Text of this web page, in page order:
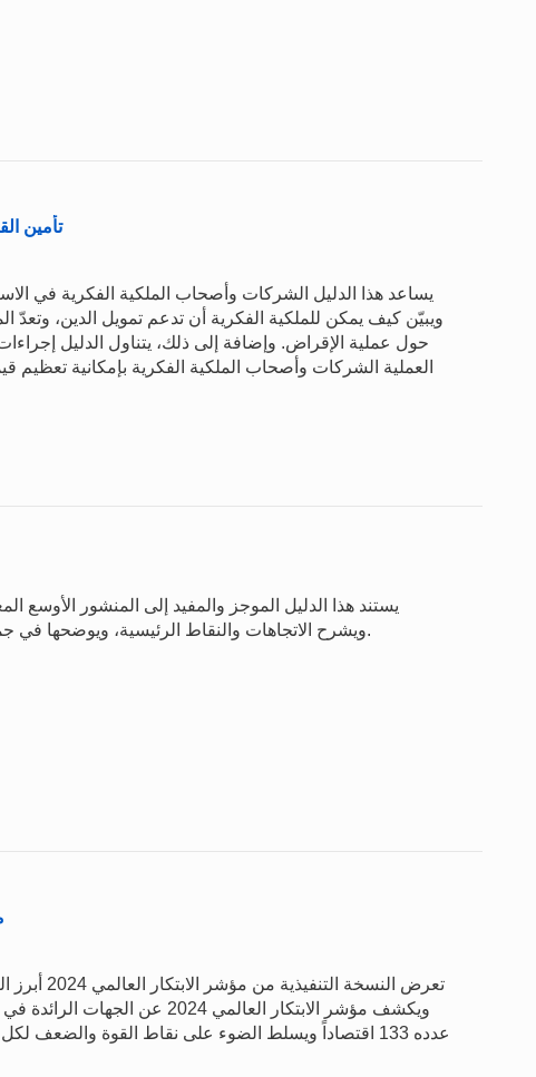
تأمين
يساعد هذا الدليل الشركات وأصحاب الملكية الفكرية في
ويبيّن كيف يمكن للملكية الفكرية أن تدعم تمويل الدين،
حول عملية الإقراض. وإضافة إلى ذلك، يتناول الدليل
العملية الشركات وأصحاب الملكية الفكرية بإمكانية
ويشرح الاتجاهات والنقاط الرئيسية، ويوضحها في جميع أجزائه من خلال عرض بديهي لمرئيات البيانات.
تعرض
ويكشف مؤشر الابتكار العالمي